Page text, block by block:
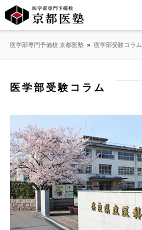
医学部専門予備校 京都医塾 » 医学部受験コラム
医学部受験コラム